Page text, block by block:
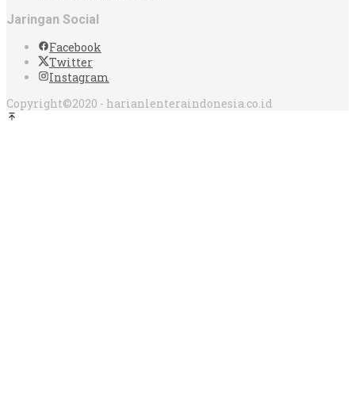
Jaringan Social
Facebook
Twitter
Instagram
Copyright©2020 - harianlenteraindonesia.co.id